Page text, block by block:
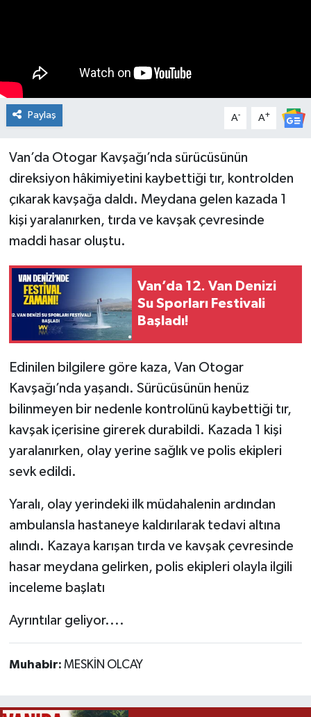
Paylaş A- A+
Van’da Otogar Kavşağı’nda sürücüsünün
direksiyon hâkimiyetini kaybettiği tır, kontrolden
çıkarak kavşağa daldı. Meydana gelen kazada 1
kişi yaralanırken, tırda ve kavşak çevresinde
maddi hasar oluştu.
Van’da 12. Van Denizi
Su Sporları Festivali
Başladı!
Edinilen bilgilere göre kaza, Van Otogar
Kavşağı’nda yaşandı. Sürücüsünün henüz
bilinmeyen bir nedenle kontrolünü kaybettiği tır,
kavşak içerisine girerek durabildi. Kazada 1 kişi
yaralanırken, olay yerine sağlık ve polis ekipleri
sevk edildi.
Yaralı, olay yerindeki ilk müdahalenin ardından
ambulansla hastaneye kaldırılarak tedavi altına
alındı. Kazaya karışan tırda ve kavşak çevresinde
hasar meydana gelirken, polis ekipleri olayla ilgili
inceleme başlatı
Ayrıntılar geliyor....
Muhabir: MESKİN OLCAY